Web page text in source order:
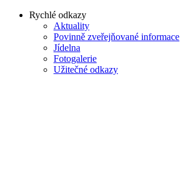
Rychlé odkazy
Aktuality
Povinně zveřejňované informace
Jídelna
Fotogalerie
Užitečné odkazy